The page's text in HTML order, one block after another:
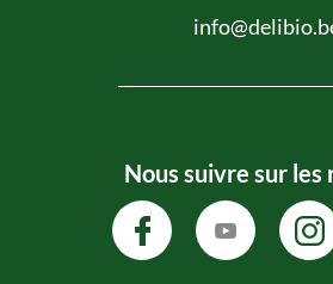
Nous suivre sur les